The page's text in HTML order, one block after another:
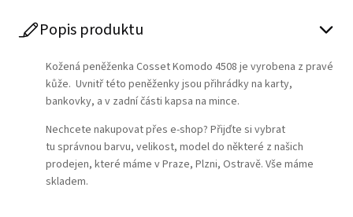
Popis produktu
Kožená peněženka Cosset Komodo 4508 je vyrobena z pravé
kůže. Uvnitř této peněženky jsou přihrádky na karty,
bankovky, a v zadní části kapsa na mince.
Nechcete nakupovat přes e-shop? Přijďte si vybrat
tu správnou barvu, velikost, model do některé z našich
prodejen, které máme v Praze, Plzni, Ostravě. Vše máme
skladem.